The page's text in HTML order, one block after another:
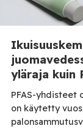
yläraja kuin
PFAS-yhdisteet
on käytetty